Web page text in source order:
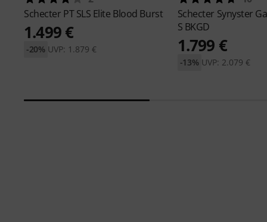
Schecter PT SLS Elite Blood Burst
1.499 €
UVP: 1.879 €
-20%
Schecter Synyster
S BKGD
1.799 €
UVP: 2.079 €
-13%